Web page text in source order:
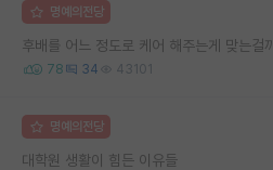
명예의전당
후배를 어느 정도로 케어 해주는게 맞는걸
78 34 43101
명예의전당
대학원 생활이 힘든 이유들